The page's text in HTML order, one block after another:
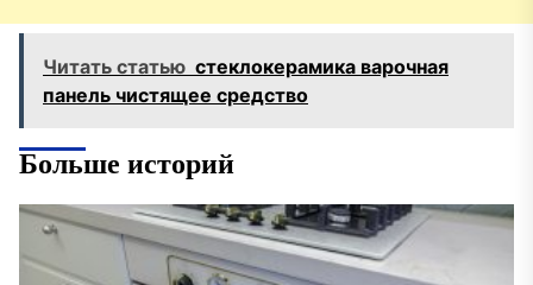
Читать статью стеклокерамика варочная
панель чистящее средство
Больше историй